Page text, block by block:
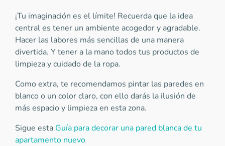
¡Tu imaginación es el límite! Recuerda que la idea
central es tener un ambiente acogedor y agradable.
Hacer las labores más sencillas de una manera
divertida. Y tener a la mano todos tus productos de
limpieza y cuidado de la ropa.
Como extra, te recomendamos pintar las paredes en
blanco o un color claro, con ello darás la ilusión de
más espacio y limpieza en esta zona.
Sigue esta Guía para decorar una pared blanca de tu
apartamento nuevo